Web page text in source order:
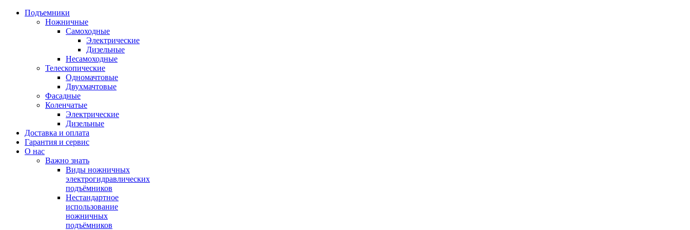
Подъемники
Ножничные
Самоходные
Электрические
Дизельные
Несамоходные
Телескопические
Одномачтовые
Двухмачтовые
Фасадные
Коленчатые
Электрические
Дизельные
Доставка и оплата
Гарантия и сервис
О нас
Важно знать
Виды ножничных
электрогидравлических
подъёмников
Нестандартное
использование
ножничных
подъёмников